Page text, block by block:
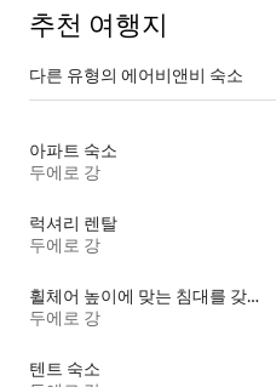
추천 여행지
다른 유형의 에어비앤비 숙소
아파트 숙소
두에로 강
럭셔리 렌탈
두에로 강
휠체어 높이에 맞는 침대를 갖춘 숙소
두에로 강
텐트 숙소